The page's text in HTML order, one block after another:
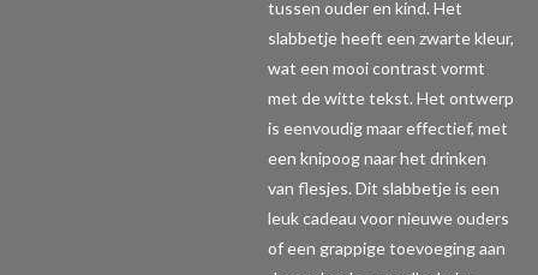
tussen ouder en kind. Het
slabbetje heeft een zwarte kleur,
wat een mooi contrast vormt
met de witte tekst. Het ontwerp
is eenvoudig maar effectief, met
een knipoog naar het drinken
van flesjes. Dit slabbetje is een
leuk cadeau voor nieuwe ouders
of een grappige toevoeging aan